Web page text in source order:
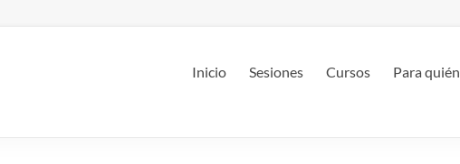
Inicio Sesiones Cursos Para quién